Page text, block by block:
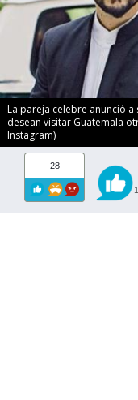
La pareja celebre anunció
desean visitar Guatemala
Instagram)
28